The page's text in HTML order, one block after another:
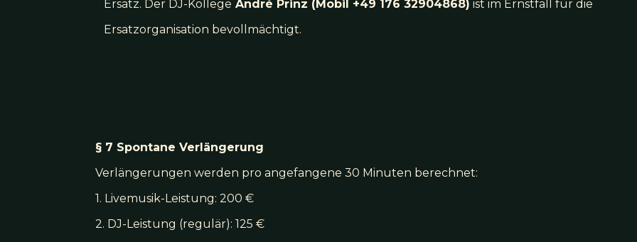
Ersatz. Der DJ-Kollege André Prinz (Mobil +49 176 32904868) ist im Ernstfall für die
Ersatzorganisation bevollmächtigt.
§ 7 Spontane Verlängerung
Verlängerungen werden pro angefangene 30 Minuten berechnet:
1. Livemusik-Leistung: 200 €
2. DJ-Leistung (regulär): 125 €